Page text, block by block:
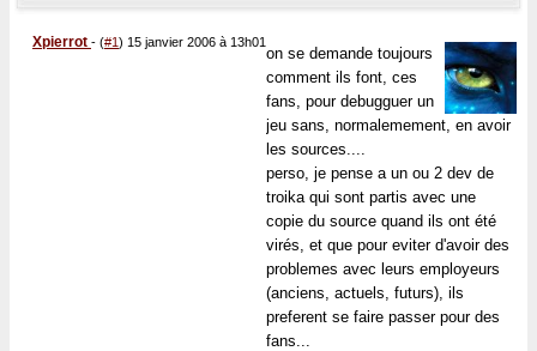
Xpierrot - (#1) 15 janvier 2006 à 13h01
on se demande toujours
comment ils font, ces
fans, pour debugguer un
jeu sans, normalemement, en avoir
les sources....
perso, je pense a un ou 2 dev de
troika qui sont partis avec une
copie du source quand ils ont été
virés, et que pour eviter d'avoir des
problemes avec leurs employeurs
(anciens, actuels, futurs), ils
preferent se faire passer pour des
fans...